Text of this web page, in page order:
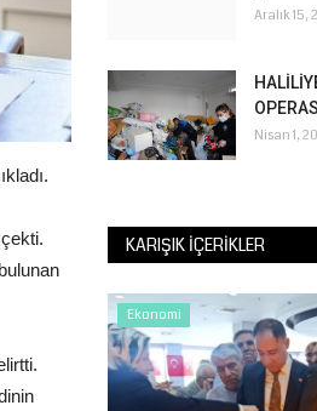
Aralık 15,
Nisan 1,
KARIŞIK İÇERIKLER
Ekonomi